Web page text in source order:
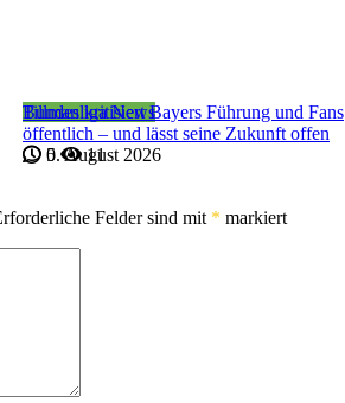
Bundesliga News
Tillman kritisiert Bayers Führung und Fans
öffentlich – und lässt seine Zukunft offen
5. August 2026
0 11
Felder sind mit * markiert